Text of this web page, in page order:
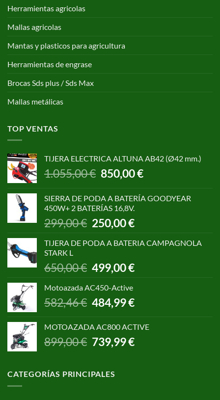
Herramientas agricolas
Mallas agricolas
Mantas y plasticos para agricultura
Herramientas de engrase
Brocas Sds plus / Sds Max
Mallas metálicas
TOP VENTAS
TIJERA ELECTRICA ALTUNA AB42 (Ø42 mm.)
1.055,00€ El
precio
era:
1.055,00 €.
850,00€El
es:
SIERRA DE PODA A BATERÍA GOODYEAR
450W+ 2 BATERÍAS 16,8V.
299,00€ El
precio
original
299,00 €.
250,00€El
actual
250,00 €.
TIJERA DE PODA A BATERIA CAMPAGNOLA
STARK L
650,00€
El
precio
original
650,00 €.
499,00€El
499,00 €.
Motoazada AC450-Active
582,46€
El
precio
era:
582,46 €.
484,99€El
es:
484,99 €.
MOTOAZADA AC800 ACTIVE
899,00€ El
precio
era:
739,99€El
CATEGORÍAS PRINCIPALES